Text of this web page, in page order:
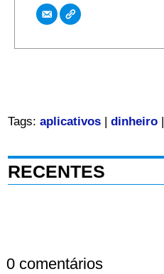
Tags: aplicativos| dinheiro|
RECENTES
0 comentários